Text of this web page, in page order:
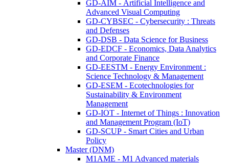
GD-AIM - Artificial Intelligence and
Advanced Visual Computing
GD-CYBSEC - Cybersecurity : Threats
and Defenses
GD-DSB - Data Science for Business
GD-EDCF - Economics, Data Analytics
and Corporate Finance
GD-EESTM - Energy Environment :
Science Technology & Management
GD-ESEM - Ecotechnologies for
Sustainability & Environment
Management
GD-IOT - Internet of Things : Innovation
and Management Program (IoT)
GD-SCUP - Smart Cities and Urban
Policy
Master (DNM)
M1AME - M1 Advanced materials